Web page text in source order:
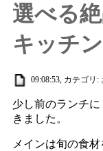
選べる
キッチ
09:08:53, カテゴリ:
少し前のランチ
きました。
メインは旬の食